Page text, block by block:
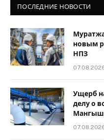
ПОСЛЕДНИЕ НОВОСТИ
новым
НПЗ
Ущерб
делу о